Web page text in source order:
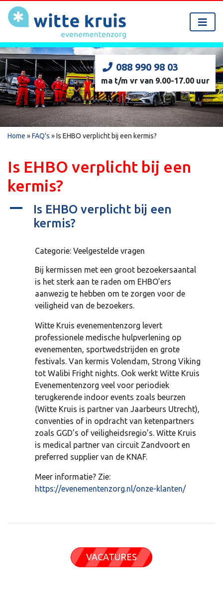
088 990 98 03
ma t/m vr van 9.00-17.00 uur
Home »FAQ's »Is EHBO verplicht bij een kermis?
Is EHBO verplicht bij een
kermis?
A
Is EHBO verplicht bij een
kermis?
Categorie: Veelgestelde vragen
Bij kermissen met een groot bezoekersaantal
is het sterk aan te raden om EHBO’ers
aanwezig te hebben om te zorgen voor de
veiligheid van de bezoekers.
Witte Kruis evenementenzorg levert
professionele medische hulpverlening op
evenementen, sportwedstrijden en grote
festivals. Van kermis Volendam, Strong Viking
tot Walibi Fright nights. Ook werkt Witte Kruis
Evenementenzorg veel voor periodiek
terugkerende indoor events zoals beurzen
(Witte Kruis is partner van Jaarbeurs Utrecht),
conventies of in opdracht van ketenpartners
zoals GGD’s of veiligheidsregio’s. Witte Kruis
is medical partner van circuit Zandvoort en
preferred supplier van de KNAF.
Meer informatie? Zie:
https://evenementenzorg.nl/onze-klanten/
VACATURES